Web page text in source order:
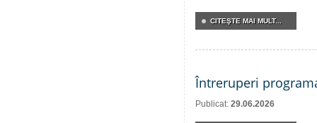
CITEŞTE MAI MULT...
Întreruperi
Publicat: 29.06.2026